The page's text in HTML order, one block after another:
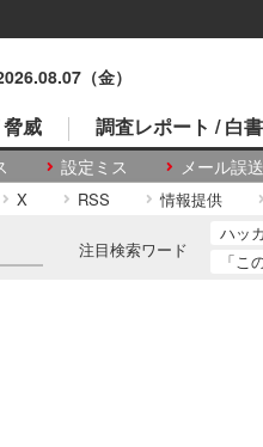
（金）
設定ミス メール誤
威 調査レポート / 白書
X RSS 情報提供
注目検索ワード
ハッ
「